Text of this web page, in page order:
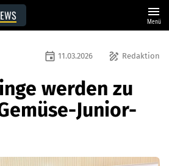
menu
Menü
draw Redaktion
event 11.03.2026
werden zu
Junior-